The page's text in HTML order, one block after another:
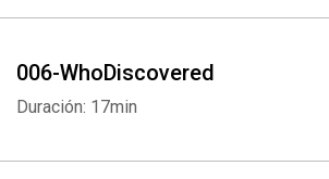
006-WhoDiscovered
Duración: 17min